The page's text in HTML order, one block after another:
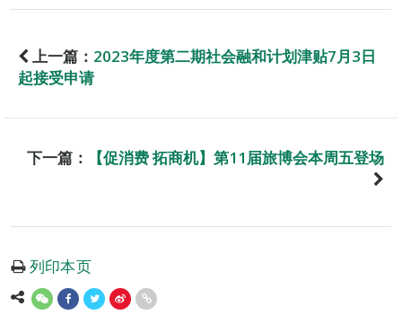
上一篇： 2023年度第二期社会融和计划津贴7月3日
起接受申请
下一篇： 【促消费 拓商机】第11届旅博会本周五登场
列印本页